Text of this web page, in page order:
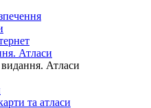
Атласи
видання. Атласи
та атласи